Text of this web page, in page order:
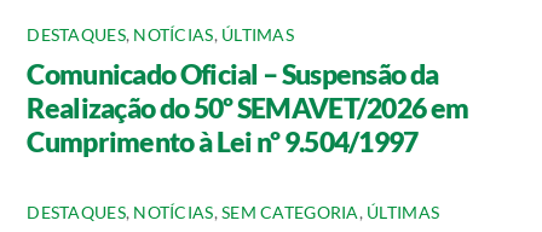
DESTAQUES, NOTÍCIAS, ÚLTIMAS
Comunicado Oficial – Suspensão da
Realização do 50º SEMAVET/2026 em
Cumprimento à Lei nº 9.504/1997
DESTAQUES, NOTÍCIAS,SEM CATEGORIA, ÚLTIMAS